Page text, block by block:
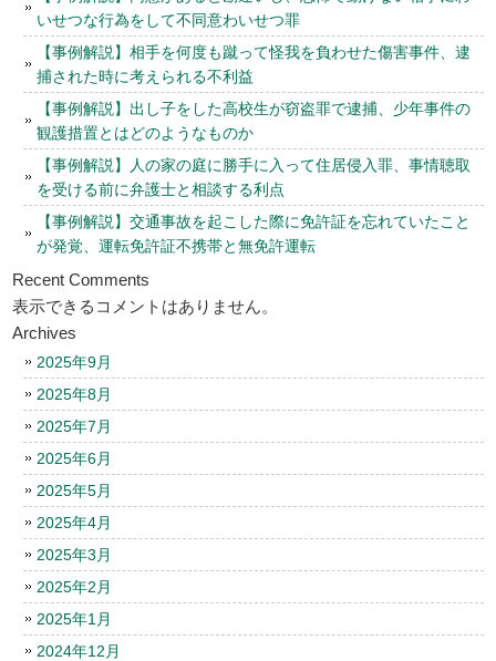
いせつな行為をして不同意わいせつ罪
【事例解説】相手を何度も蹴って怪我を負わせた傷害事件、逮
捕された時に考えられる不利益
【事例解説】出し子をした高校生が窃盗罪で逮捕、少年事件の
観護措置とはどのようなものか
【事例解説】人の家の庭に勝手に入って住居侵入罪、事情聴取
を受ける前に弁護士と相談する利点
【事例解説】交通事故を起こした際に免許証を忘れていたこと
が発覚、運転免許証不携帯と無免許運転
Recent Comments
表示できるコメントはありません。
Archives
2025年9月
2025年8月
2025年7月
2025年6月
2025年5月
2025年4月
2025年3月
2025年2月
2025年1月
2024年12月